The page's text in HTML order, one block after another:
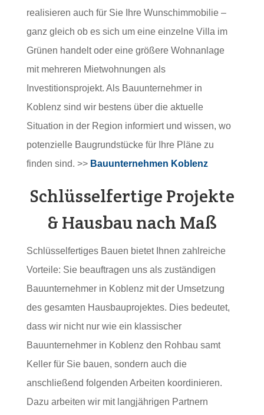
realisieren auch für Sie Ihre Wunschimmobilie –
ganz gleich ob es sich um eine einzelne Villa im
Grünen handelt oder eine größere Wohnanlage
mit mehreren Mietwohnungen als
Investitionsprojekt. Als Bauunternehmer in
Koblenz sind wir bestens über die aktuelle
Situation in der Region informiert und wissen, wo
potenzielle Baugrundstücke für Ihre Pläne zu
finden sind. >> Bauunternehmen Koblenz
Schlüsselfertige Projekte
& Hausbau nach Maß
Schlüsselfertiges Bauen bietet Ihnen zahlreiche
Vorteile: Sie beauftragen uns als zuständigen
Bauunternehmer in Koblenz mit der Umsetzung
des gesamten Hausbauprojektes. Dies bedeutet,
dass wir nicht nur wie ein klassischer
Bauunternehmer in Koblenz den Rohbau samt
Keller für Sie bauen, sondern auch die
anschließend folgenden Arbeiten koordinieren.
Dazu arbeiten wir mit langjährigen Partnern